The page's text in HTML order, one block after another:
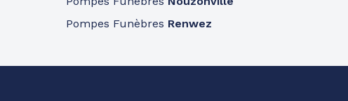
Pompes Funèbres Renwez